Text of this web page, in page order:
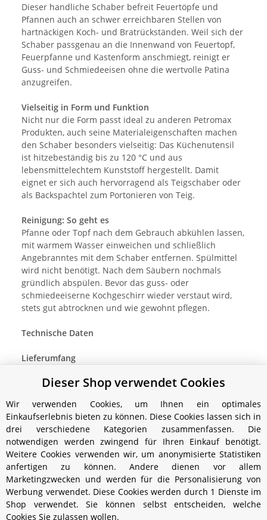
Dieser handliche Schaber befreit Feuertöpfe und
Pfannen auch an schwer erreichbaren Stellen von
hartnäckigen Koch- und Bratrückständen. Weil sich der
Schaber passgenau an die Innenwand von Feuertopf,
Feuerpfanne und Kastenform anschmiegt, reinigt er
Guss- und Schmiedeeisen ohne die wertvolle Patina
anzugreifen.
Vielseitig in Form und Funktion
Nicht nur die Form passt ideal zu anderen Petromax
Produkten, auch seine Materialeigenschaften machen
den Schaber besonders vielseitig: Das Küchenutensil
ist hitzebeständig bis zu 120 °C und aus
lebensmittelechtem Kunststoff hergestellt. Damit
eignet er sich auch hervorragend als Teigschaber oder
als Backspachtel zum Portonieren von Teig.
Reinigung: So geht es
Pfanne oder Topf nach dem Gebrauch abkühlen lassen,
mit warmem Wasser einweichen und schließlich
Angebranntes mit dem Schaber entfernen. Spülmittel
wird nicht benötigt. Nach dem Säubern nochmals
gründlich abspülen. Bevor das guss- oder
schmiedeeiserne Kochgeschirr wieder verstaut wird,
stets gut abtrocknen und wie gewohnt pflegen.
Technische Daten
Lieferumfang
Dieser Shop verwendet Cookies
Wir verwenden Cookies, um Ihnen ein optimales
Einkaufserlebnis bieten zu können. Diese Cookies lassen sich in
drei verschiedene Kategorien zusammenfassen. Die
notwendigen werden zwingend für Ihren Einkauf benötigt.
Weitere Cookies verwenden wir, um anonymisierte Statistiken
anfertigen zu können. Andere dienen vor allem
Marketingzwecken und werden für die Personalisierung von
Werbung verwendet. Diese Cookies werden durch 1 Dienste im
Shop verwendet. Sie können selbst entscheiden, welche
Cookies Sie zulassen wollen.